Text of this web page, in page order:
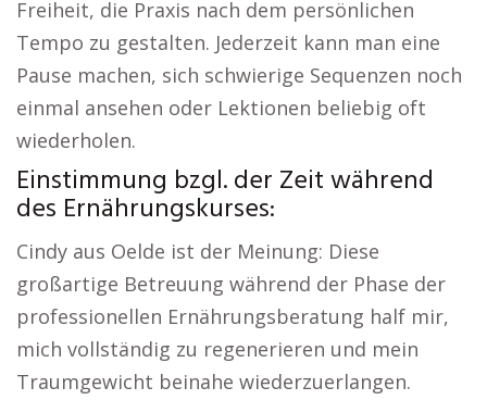
Freiheit, die Praxis nach dem persönlichen
Tempo zu gestalten. Jederzeit kann man eine
Pause machen, sich schwierige Sequenzen noch
einmal ansehen oder Lektionen beliebig oft
wiederholen.
Einstimmung bzgl. der Zeit während
des Ernährungskurses:
Cindy aus Oelde ist der Meinung: Diese
großartige Betreuung während der Phase der
professionellen Ernährungsberatung half mir,
mich vollständig zu regenerieren und mein
Traumgewicht beinahe wiederzuerlangen.